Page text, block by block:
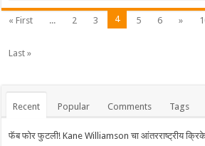
« First ... 2 3 4 5 6 »
Last »
Recent Popular Comments Tags
फॅब फोर फुटली! Kane Williamson चा आंतरराष्ट्रीय